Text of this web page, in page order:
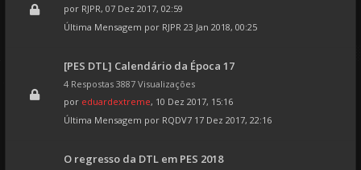
por RJPR, 07 Dez 2017, 02:59
Última Mensagem por RJPR 23 Jan 2018, 00:25
[PES DTL] Calendário da Época 17
4 Respostas 3887 Visualizações
por eduardextreme, 10 Dez 2017, 15:16
Última Mensagem por RQDV7 17 Dez 2017, 22:16
O regresso da DTL em PES 2018